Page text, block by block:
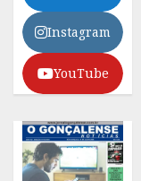
Instagram
YouTube